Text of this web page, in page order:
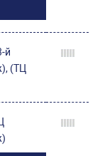
й
(ТЦ